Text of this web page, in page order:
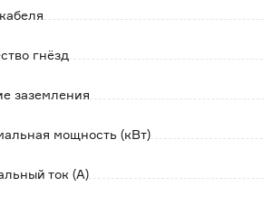
гнёзд
заземления
мощность (кВт)
ток (А)